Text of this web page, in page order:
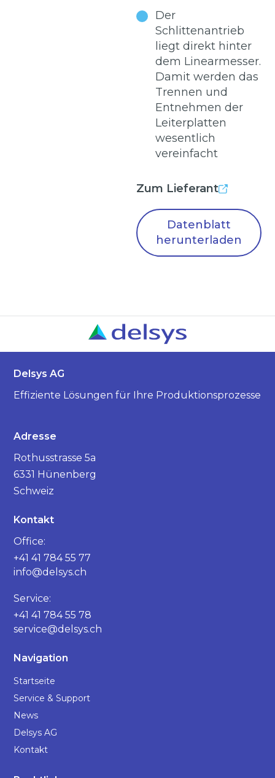
Der
Schlittenantrieb
liegt direkt hinter
dem Linearmesser.
Damit werden das
Trennen und
Entnehmen der
Leiterplatten
wesentlich
vereinfacht
Zum Lieferant
Datenblatt
herunterladen
Delsys AG
Effiziente Lösungen für Ihre Produktionsprozesse
Adresse
Rothusstrasse 5a
6331 Hünenberg
Schweiz
Kontakt
Office:
+41 41 784 55 77
info@delsys.ch
Service:
+41 41 784 55 78
service@delsys.ch
Navigation
Startseite
Service & Support
News
Delsys AG
Kontakt